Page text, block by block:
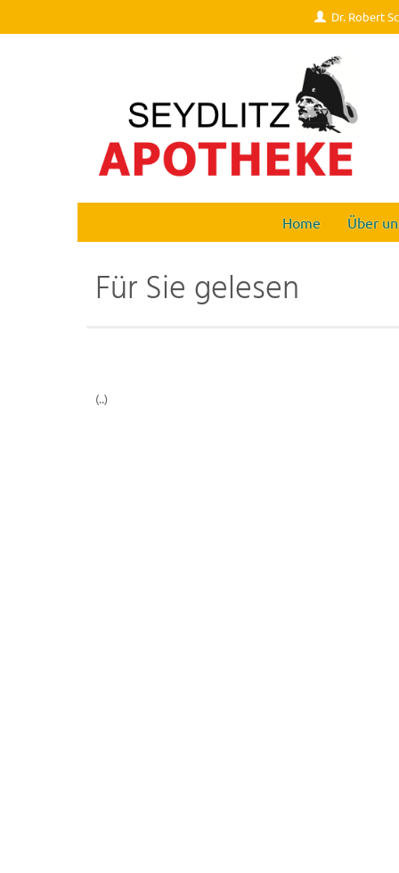
Dr. Robert
Home Über
Für Sie gelesen
(..)